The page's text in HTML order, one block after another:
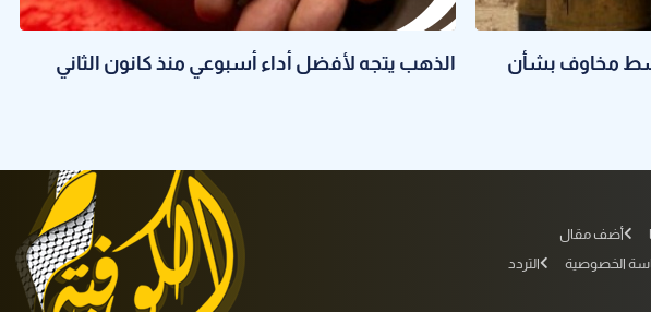
مخاوف بشأن
الذهب يتجه لأفضل أداء أسبوعي منذ كانون الثاني
أضف مقال
الخصوصية التردد